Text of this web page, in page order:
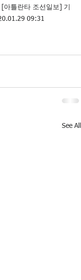
아틀란타 조선일보] 기
09:31
See All